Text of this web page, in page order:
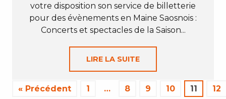
votre disposition son service de billetterie
pour des évènements en Maine Saosnois :
Concerts et spectacles de la Saison...
LIRE LA SUITE
« Précédent 1 … 8 9 10 11 12